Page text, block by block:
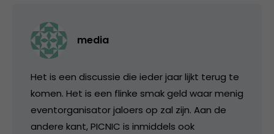
media
Het is een discussie die ieder jaar lijkt terug te
komen. Het is een flinke smak geld waar menig
eventorganisator jaloers op zal zijn. Aan de
andere kant, PICNIC is inmiddels ook